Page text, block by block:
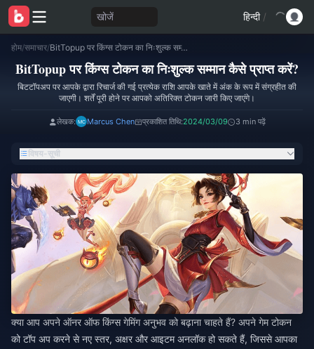
खोजें हिन्दी /
होम/समाचार/ BitTopup पर किंग्स टोकन का निःशुल्क सम्मान कैसे प्राप्त करें?
BitTopup पर किंग्स टोकन का निःशुल्क सम्मान कैसे प्राप्त करें?
बिटटॉपअप पर आपके द्वारा रिचार्ज की गई प्रत्येक राशि आपके खाते में अंक के रूप में संग्रहीत की
जाएगी। शर्तें पूरी होने पर आपको अतिरिक्त टोकन जारी किए जाएंगे।
लेखक: Marcus Chen प्रकाशित तिथि:2024/03/09 3 min पढ़ें
विषय-सूची
क्या आप अपने ऑनर ऑफ किंग्स गेमिंग अनुभव को बढ़ाना चाहते हैं? अपने गेम टोकन
को टॉप अप करने से नए स्तर, अक्षर और आइटम अनलॉक हो सकते हैं, जिससे आपका